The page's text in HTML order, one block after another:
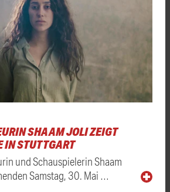
SHAAM JOLI ZEIGT
IN STUTTGART
und Schauspielerin Shaam
Samstag, 30. Mai …